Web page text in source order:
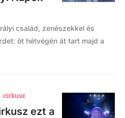
család, zenészekkel és
öt hétvégén át tart majd a
cirkusz
ezt a